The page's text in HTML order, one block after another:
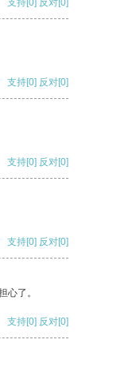
支持 [0] 反对 [0]
支持[0] 反对[0]
支持[0] 反对[0]
支持[0] 反对[0]
心了。
支持[0] 反对[0]